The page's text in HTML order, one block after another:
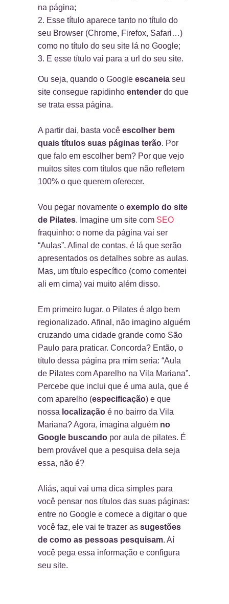
na página;
Esse título aparece tanto no título do
seu Browser (Chrome, Firefox, Safari…)
como no título do seu site lá no Google;
E esse título vai para a url do seu site.
Ou seja, quando o Google escaneia seu
site consegue rapidinho entender do que
se trata essa página.
A partir dai, basta você escolher bem
quais títulos suas páginas terão. Por
que falo em escolher bem? Por que vejo
muitos sites com títulos que não refletem
100% o que querem oferecer.
Vou pegar novamente o exemplo do site
de Pilates. Imagine um site com SEO
fraquinho: o nome da página vai ser
“Aulas”. Afinal de contas, é lá que serão
apresentados os detalhes sobre as aulas.
Mas, um título específico (como comentei
ali em cima) vai muito além disso.
Em primeiro lugar, o Pilates é algo bem
regionalizado. Afinal, não imagino alguém
cruzando uma cidade grande como São
Paulo para praticar. Concorda? Então, o
título dessa página pra mim seria: “Aula
de Pilates com Aparelho na Vila Mariana”.
Percebe que inclui que é uma aula, que é
com aparelho (especificação) e que
nossa localização é no bairro da Vila
Mariana? Agora, imagina alguém no
Google buscando por aula de pilates. É
bem provável que a pesquisa dela seja
essa, não é?
Aliás, aqui vai uma dica simples para
você pensar nos títulos das suas páginas:
entre no Google e comece a digitar o que
você faz, ele vai te trazer as sugestões
de como as pessoas pesquisam. Aí
você pega essa informação e configura
seu site.